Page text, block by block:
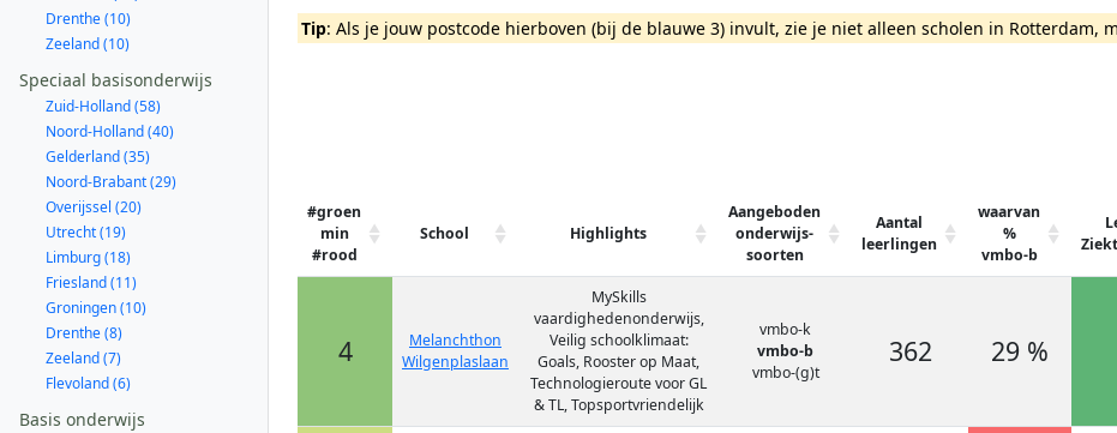
Drenthe (10)
Zeeland (10)
Speciaal basisonderwijs
Zuid-Holland (58)
Noord-Holland (40)
Gelderland (35)
Noord-Brabant (29)
Overijssel (20)
Utrecht (19)
Limburg (18)
Friesland (11)
Groningen (10)
Drenthe (8)
Zeeland (7)
Flevoland (6)
Basis onderwijs
Tip: Als je jouw postcode hierboven (bij de blauwe 3) invult, zie je niet alleen scholen in Rotterdam,
#groen
min
#rood
School Highlights
Aangeboden
onderwijs-
soorten
Aantal
leerlingen
waarvan
%
vmbo-b
4
Melanchthon
Wilgenplaslaan
MySkills
vaardighedenonderwijs,
Veilig schoolklimaat:
Goals, Rooster op Maat,
Technologieroute voor GL
& TL, Topsportvriendelijk
vmbo-k
vmbo-b
vmbo-(g)t
362 29 %